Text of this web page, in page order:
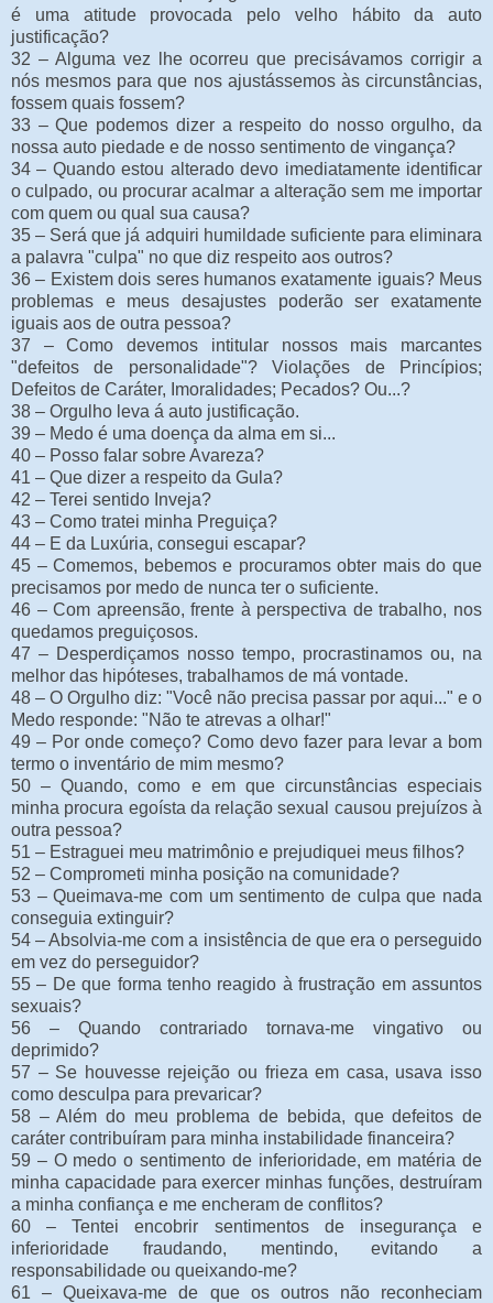
é uma atitude provocada pelo velho hábito da auto
justificação?
32 – Alguma vez lhe ocorreu que precisávamos corrigir a
nós mesmos para que nos ajustássemos às circunstâncias,
fossem quais fossem?
33 – Que podemos dizer a respeito do nosso orgulho, da
nossa auto piedade e de nosso sentimento de vingança?
34 – Quando estou alterado devo imediatamente identificar
o culpado, ou procurar acalmar a alteração sem me importar
com quem ou qual sua causa?
35 – Será que já adquiri humildade suficiente para eliminara
a palavra "culpa" no que diz respeito aos outros?
36 – Existem dois seres humanos exatamente iguais? Meus
problemas e meus desajustes poderão ser exatamente
iguais aos de outra pessoa?
37 – Como devemos intitular nossos mais marcantes
"defeitos de personalidade"? Violações de Princípios;
Defeitos de Caráter, Imoralidades; Pecados? Ou...?
38 – Orgulho leva á auto justificação.
39 – Medo é uma doença da alma em si...
40 – Posso falar sobre Avareza?
41 – Que dizer a respeito da Gula?
42 – Terei sentido Inveja?
43 – Como tratei minha Preguiça?
44 – E da Luxúria, consegui escapar?
45 – Comemos, bebemos e procuramos obter mais do que
precisamos por medo de nunca ter o suficiente.
46 – Com apreensão, frente à perspectiva de trabalho, nos
quedamos preguiçosos.
47 – Desperdiçamos nosso tempo, procrastinamos ou, na
melhor das hipóteses, trabalhamos de má vontade.
48 – O Orgulho diz: "Você não precisa passar por aqui..." e o
Medo responde: "Não te atrevas a olhar!"
49 – Por onde começo? Como devo fazer para levar a bom
termo o inventário de mim mesmo?
50 – Quando, como e em que circunstâncias especiais
minha procura egoísta da relação sexual causou prejuízos à
outra pessoa?
51 – Estraguei meu matrimônio e prejudiquei meus filhos?
52 – Comprometi minha posição na comunidade?
53 – Queimava-me com um sentimento de culpa que nada
conseguia extinguir?
54 – Absolvia-me com a insistência de que era o perseguido
em vez do perseguidor?
55 – De que forma tenho reagido à frustração em assuntos
sexuais?
56 – Quando contrariado tornava-me vingativo ou
deprimido?
57 – Se houvesse rejeição ou frieza em casa, usava isso
como desculpa para prevaricar?
58 – Além do meu problema de bebida, que defeitos de
caráter contribuíram para minha instabilidade financeira?
59 – O medo o sentimento de inferioridade, em matéria de
minha capacidade para exercer minhas funções, destruíram
a minha confiança e me encheram de conflitos?
60 – Tentei encobrir sentimentos de insegurança e
inferioridade fraudando, mentindo, evitando a
responsabilidade ou queixando-me?
61 – Queixava-me de que os outros não reconheciam